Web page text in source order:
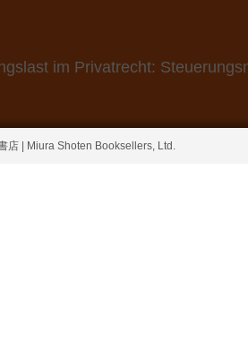
im Privatrecht:
店 | Miura Shoten Booksellers, Ltd.